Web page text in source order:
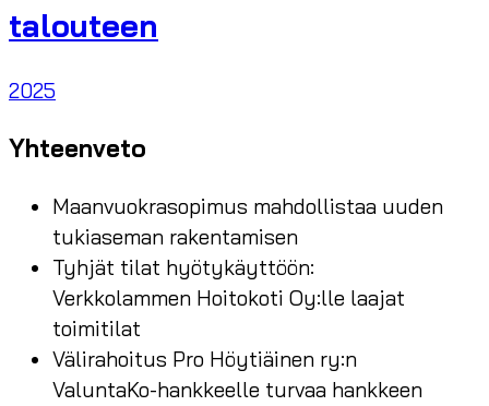
talouteen
2025
Yhteenveto
Maanvuokrasopimus mahdollistaa uuden
tukiaseman rakentamisen
Tyhjät tilat hyötykäyttöön:
Verkkolammen Hoitokoti Oy:lle laajat
toimitilat
Välirahoitus Pro Höytiäinen ry:n
ValuntaKo-hankkeelle turvaa hankkeen